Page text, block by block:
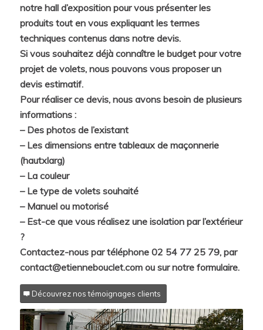
notre hall d’exposition pour vous présenter les
produits tout en vous expliquant les termes
techniques contenus dans notre devis.
Si vous souhaitez déjà connaître le budget pour votre
projet de volets, nous pouvons vous proposer un
devis estimatif.
Pour réaliser ce devis, nous avons besoin de plusieurs
informations :
– Des photos de l’existant
– Les dimensions entre tableaux de maçonnerie
(hautxlarg)
– La couleur
– Le type de volets souhaité
– Manuel ou motorisé
– Est-ce que vous réalisez une isolation par l’extérieur
?
Contactez-nous par téléphone 02 54 77 25 79, par
contact@etiennebouclet.com ou sur notre formulaire.
Découvrez nos témoignages clients